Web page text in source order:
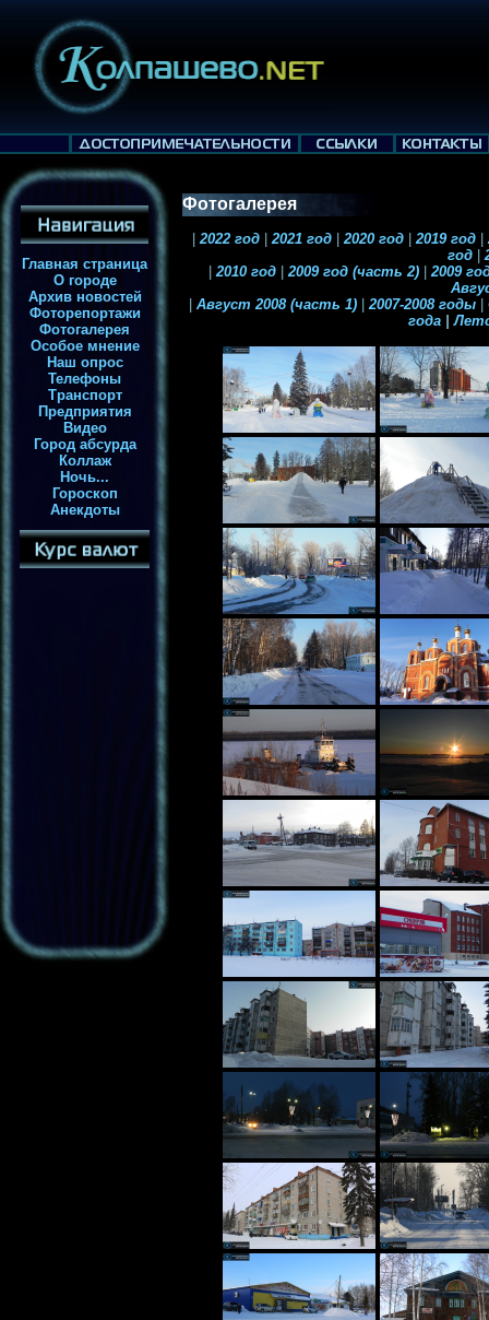
Главная страница
О городе
Архив новостей
Фоторепортажи
Фотогалерея
Особое мнение
Наш опрос
Телефоны
Транспорт
Предприятия
Видео
Город абсурда
Коллаж
Ночь...
Гороскоп
Анекдоты
Фотогалерея
2022 год 2021 год 2020 год 2019 год
год
2010 год 2009 год (часть 2)
2009
Август 2008 (часть 1) 2007-2008 годы
года